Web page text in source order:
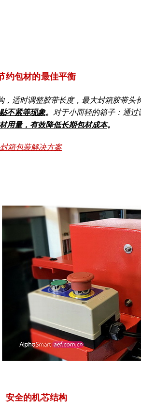
约包材的最佳平衡
，适时调整胶带长度，最大封箱胶带头
不紧等现象。 对于小而轻的箱子：通过
用量，有效降低长期包材成本。
箱包装解决方案
安全的机芯结构